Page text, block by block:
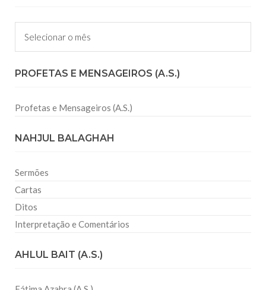
Arquivos
PROFETAS E MENSAGEIROS (A.S.)
Profetas e Mensageiros (A.S.)
NAHJUL BALAGHAH
Sermões
Cartas
Ditos
Interpretação e Comentários
AHLUL BAIT (A.S.)